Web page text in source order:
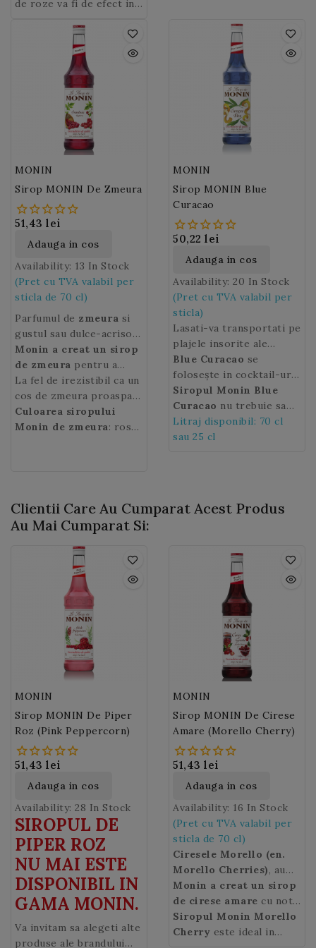
de antichitate, soiurile
estimate astazi la peste
3000 in lume!
inspirat literatura si
dragostea si ne-a aprins
imaginatia. Pe langa
bogata simbolistica a
trandafirului, floarea
este apreciata ca un
ingredient exceptional in
parfumuri si ca
ingredient culinar la
de roze va fi de efect in
sunt comestibile. Acestea
sunt folosite in industria
dulciurilor inca din
secolul al XVII-lea, sub
forma de bomboane, in
tari ca Italia, Franta sau
Anglia. Mai apoi apar si
bauturile alcoolice de
, cidruri,
Florile de violete
mai folosesc si pentru
decorarea mancarurilor
din meniurile Chefilor
francezi.
gustul autentic al
bomboanelor de violete.
MONIN
Sirop MONIN De Zmeura
51,43 lei
Adauga in cos
Availability: 13 In Stock
(Pret cu TVA valabil per
sticla de 70 cl)
Parfumul de zmeura si
gustul sau dulce-acrisor
aduc prospetime in
patiserie sau in bauturi.
Monin a creat un sirop
de zmeura pentru a
regasi pe tot parcursul
anului toate aromele
delicate si parfumate ale
fructelor rosii in
siropuri cu apa.
La fel de irezistibil ca un
cos de zmeura proaspat
culeasa,siropul Monin
Raspberryva oferi
Culoarea siropului
Monin de zmeura: rosu
MONIN
Sirop MONIN Blue
Curacao
50,22 lei
Adauga in cos
Availability: 20 In Stock
(Pret cu TVA valabil per
sticla)
Lasati-va transportati pe
plajele insorite ale
insulei Curacao, un
paradis tropical din
Marea Caraibilor,
datorita albastrului
intens alsiropului Blue
Curacao
Blue Curacao se
folosește in cocktail-uri,
soda sau limonada, aroma
citricelor, dulceata
zaharului si culoarea
albastra ii vor
Siropul Monin Blue
Curacao nu trebuie sa
lipseasca nici unui
profesionist al barului,
Blue Bird.
Litraj disponibil: 70 cl
sau 25 cl
Clientii Care Au Cumparat Acest Produs
Au Mai Cumparat Si:
MONIN
Sirop MONIN De Piper
Roz (Pink Peppercorn)
51,43 lei
Adauga in cos
Availability: 28 In Stock
SIROPUL DE
PIPER ROZ
NU MAI ESTE
DISPONIBIL IN
GAMA MONIN.
Va invitam sa alegeti alte
produse ale brandului
MONIN
Sirop MONIN De Cirese
Amare (Morello Cherry)
51,43 lei
Adauga in cos
Availability: 16 In Stock
(Pret cu TVA valabil per
sticla de 70 cl)
Ciresele Morello (en.
Morello Cherries), au
pulpa moale de culoare
rosu inchis si sunt mult
mai acide fata de
cireasele
Monin a creat un sirop
de cirese amare cu note
fructate si intense, de
culoare rosu inchis.
Siropul Monin Morello
Cherry este ideal in